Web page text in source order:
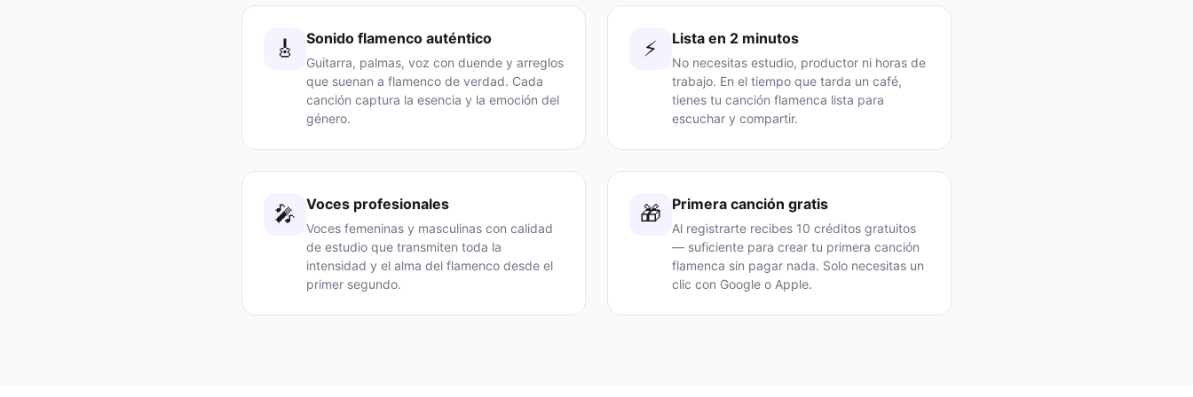
🎸 Sonido flamenco auténtico
Guitarra, palmas, voz con duende y arreglos
que suenan a flamenco de verdad. Cada
canción captura la esencia y la emoción del
género.
⚡ Lista en 2 minutos
No necesitas estudio, productor ni horas de
trabajo. En el tiempo que tarda un café,
tienes tu canción flamenca lista para
escuchar y compartir.
🎤 Voces profesionales
Voces femeninas y masculinas con calidad
de estudio que transmiten toda la
intensidad y el alma del flamenco desde el
primer segundo.
🎁 Primera canción gratis
Al registrarte recibes 10 créditos gratuitos
— suficiente para crear tu primera canción
flamenca sin pagar nada. Solo necesitas un
clic con Google o Apple.